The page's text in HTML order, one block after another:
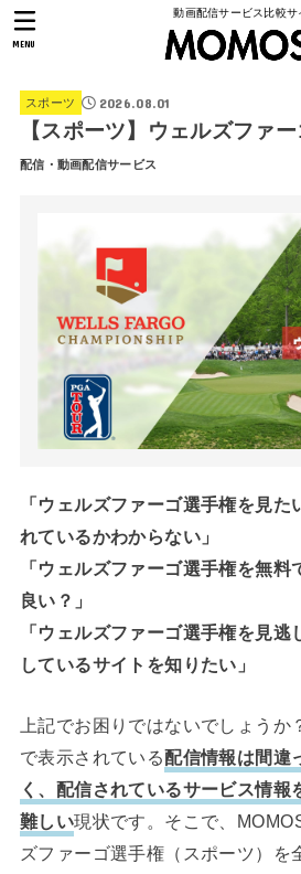
動画配信サービス比較サ
MENU
スポーツ 2026.08.01
【スポーツ】ウェルズファ
配信・動画配信サービス
「ウェルズファーゴ選手権を見た
れているかわからない」
「ウェルズファーゴ選手権を無
良い？」
「ウェルズファーゴ選手権を見
しているサイトを知りたい」
上記でお困りではないでしょう
で表示されている配信情報は間違
く、配信されているサービス情報
難しい現状です。そこで、
ズファーゴ選手権（スポーツ）を